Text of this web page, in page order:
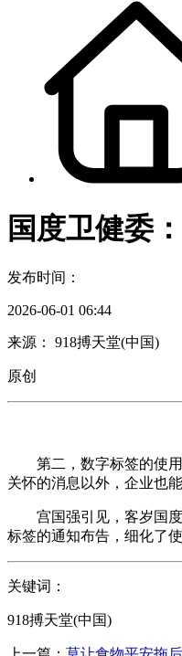
国度卫健委
发布时间：
2026-06-01 06:44
来源： 918搏天堂(中国)
原创
第二，数字标签的使用
关怀的消息以外，企业也
宫国强引见，客岁国度
标签的通知布告，细化了
关键词：
918搏天堂(中国)